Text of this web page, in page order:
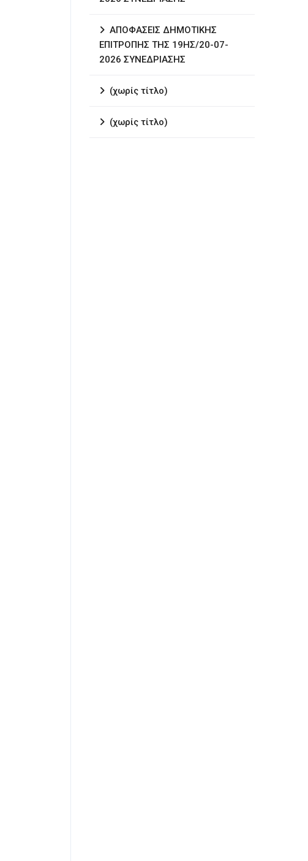
ΑΠΟΦΑΣΕΙΣ ΔΗΜΟΤΙΚΗΣ
ΕΠΙΤΡΟΠΗΣ ΤΗΣ 19ΗΣ/20-07-
2026 ΣΥΝΕΔΡΙΑΣΗΣ
(χωρίς τίτλο)
(χωρίς τίτλο)